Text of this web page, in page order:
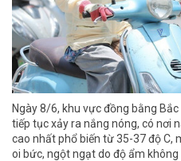
Ngày 8/6, khu vực đồng bằng
tiếp tục xảy ra nắng nóng, có nơi
cao nhất phổ biến từ 35-37 độ C,
oi bức, ngột ngạt do độ ẩm không